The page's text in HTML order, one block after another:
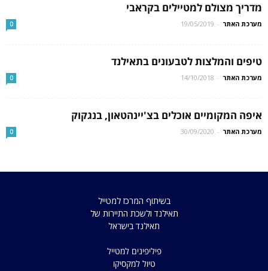
מדריך מצולם למטיילים בקראבי
מערכת האתר -
19/05/2019
0
טיפים והמלצות לטבעונים בתאילנד
מערכת האתר -
14/10/2018
0
איפה המקומיים אוכלים בצ'יינהטאון, בנגקוק
מערכת האתר -
30/09/2020
0
בשיתוף המרכז למטייל
תאילנד ולשכת התיירות של
תאילנד בישראל
פיליפינים למטייל
טיול למקסיקו